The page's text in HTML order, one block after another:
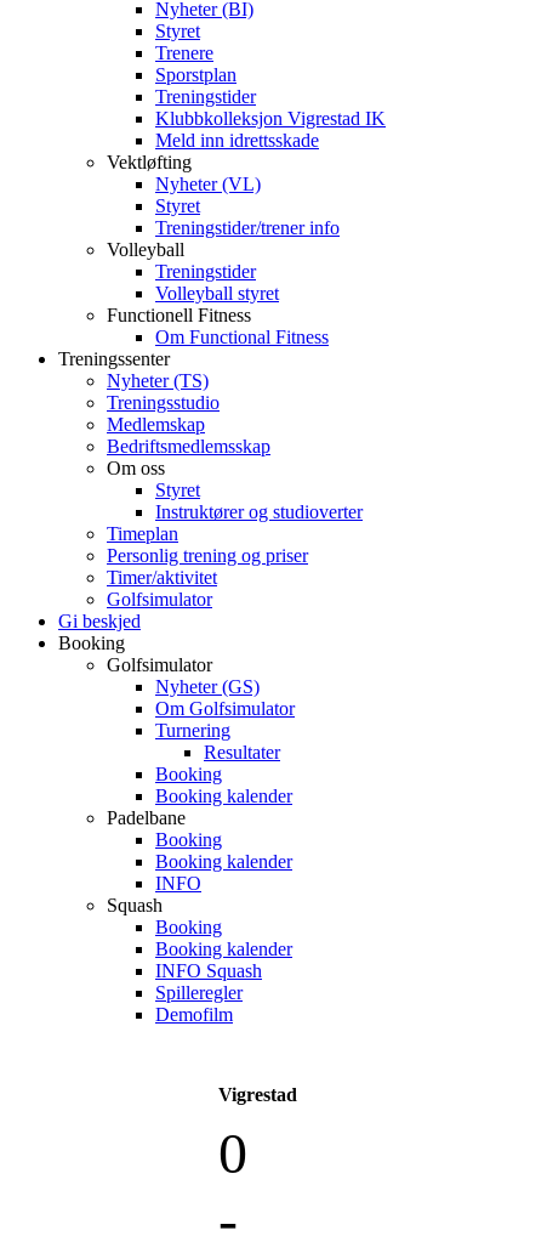
Nyheter (BI)
Styret
Trenere
Sporstplan
Treningstider
Klubbkolleksjon Vigrestad IK
Meld inn idrettsskade
Vektløfting
Nyheter (VL)
Styret
Treningstider/trener info
Volleyball
Treningstider
Volleyball styret
Functionell Fitness
Om Functional Fitness
Treningssenter
Nyheter (TS)
Treningsstudio
Medlemskap
Bedriftsmedlemsskap
Om oss
Styret
Instruktører og studioverter
Timeplan
Personlig trening og priser
Timer/aktivitet
Golfsimulator
Gi beskjed
Booking
Golfsimulator
Nyheter (GS)
Om Golfsimulator
Turnering
Resultater
Booking
Booking kalender
Padelbane
Booking
Booking kalender
INFO
Squash
Booking
Booking kalender
INFO Squash
Spilleregler
Demofilm
Vigrestad
0
-